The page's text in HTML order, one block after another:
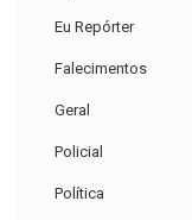
Eu Repórter
Falecimentos
Geral
Policial
Política